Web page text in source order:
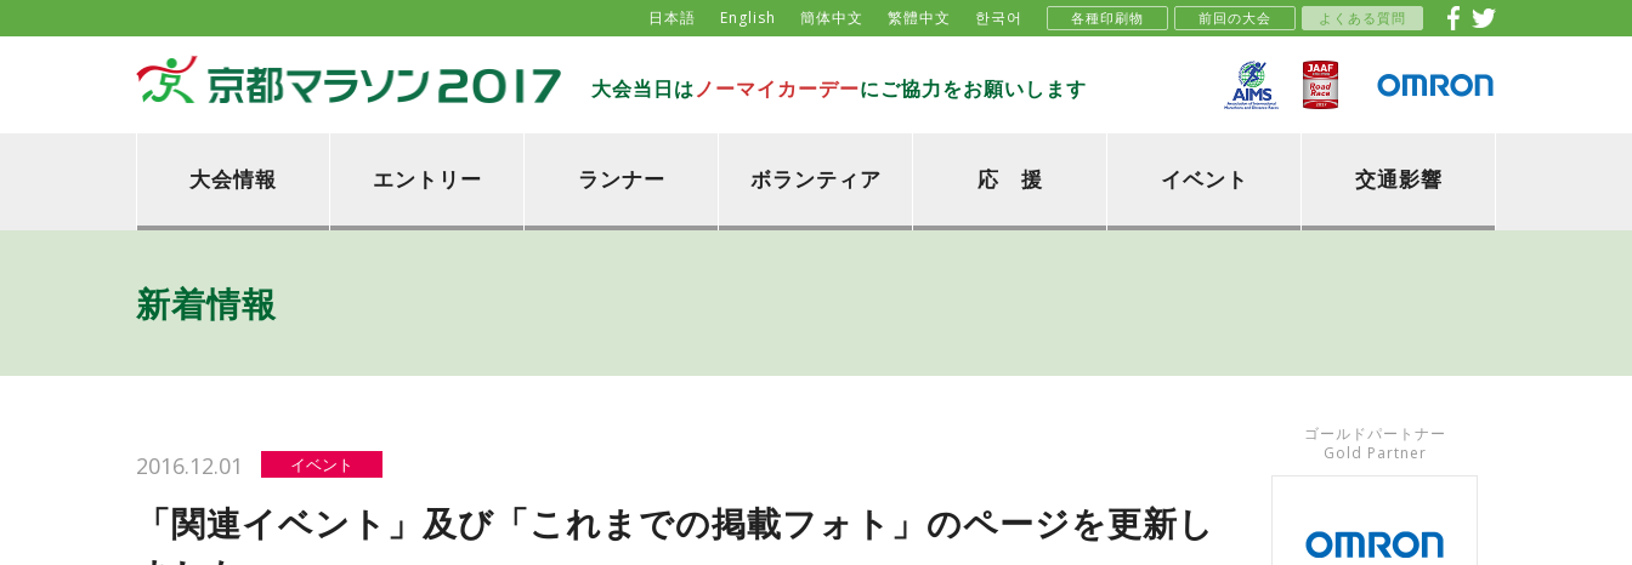
大会当日はノーマイカーデーにご協力をお願いします
各種印刷物 前回の大会 よくある質問
日本語 English 簡体中文 繁體中文 한국어
大会情報 エントリー ランナー ボランティア 応 援 イベント 交通影響
新着情報
2016.12.01 イベント
「関連イベント」及び「これまでの掲載フォト」のページを更新し
ゴールドパートナー
Gold Partner